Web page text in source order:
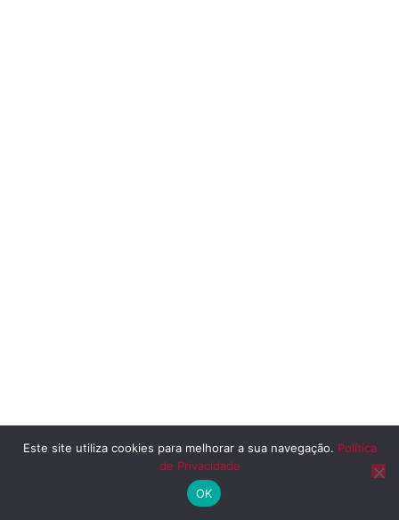
Este site utiliza cookies para melhorar a sua navegação. Política
de Privacidade
OK